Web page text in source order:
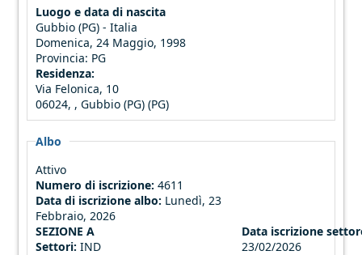
Luogo e data di nascita
Gubbio (PG) - Italia
Domenica, 24 Maggio, 1998
Provincia: PG
Residenza:
Via Felonica, 10
06024, , Gubbio (PG) (PG)
Albo
Attivo
Numero di iscrizione: 4611
Data di iscrizione albo: Lunedì, 23
Febbraio, 2026
SEZIONE A
Settori: IND
Data iscrizione
23/02/2026